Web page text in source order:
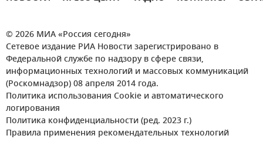
© 2026 МИА «Россия сегодня»
Сетевое издание РИА Новости зарегистрировано в
Федеральной службе по надзору в сфере связи,
информационных технологий и массовых коммуникаций
(Роскомнадзор) 08 апреля 2014 года.
Политика использования Cookie и автоматического
логирования
Политика конфиденциальности (ред. 2023 г.)
Правила применения рекомендательных технологий